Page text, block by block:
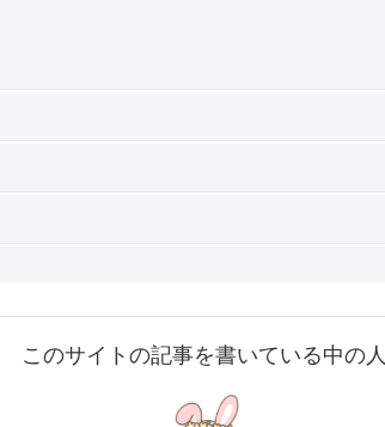
このサイトの記事を書いている中の人